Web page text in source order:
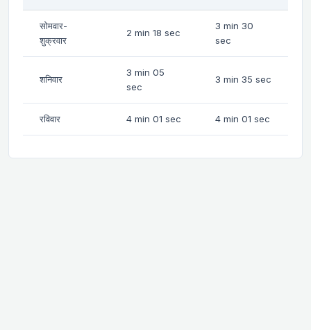
सोमवार-
शुक्रवार
2 min 18 sec
3 min 30
sec
शनिवार
3 min 05
sec
3 min 35 sec
रविवार 4 min 01 sec 4 min 01 sec